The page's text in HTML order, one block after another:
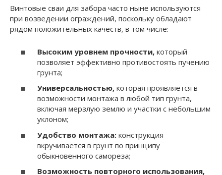
Винтовые сваи для забора часто ныне используются
при возведении ограждений, поскольку обладают
рядом положительных качеств, в том числе:
Высоким уровнем прочности, который
позволяет эффективно противостоять пучению
грунта;
Универсальностью, которая проявляется в
возможности монтажа в любой тип грунта,
включая мерзлую землю и участки с небольшим
уклоном;
Удобство монтажа: конструкция
вкручивается в грунт по принципу
обыкновенного самореза;
Возможность повторного использования,